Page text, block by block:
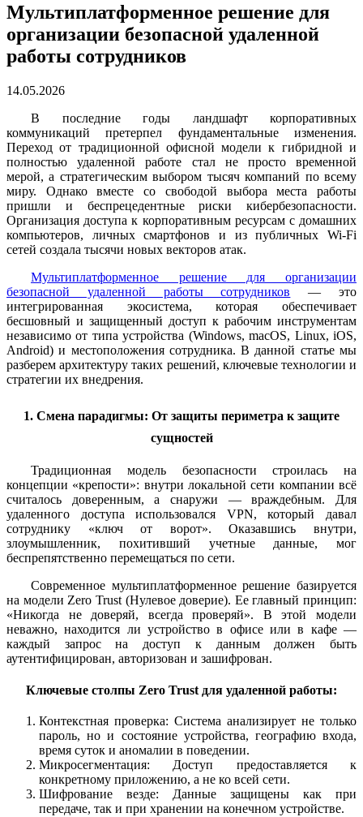
Мультиплатформенное решение для
организации безопасной удаленной
работы сотрудников
14.05.2026
В последние годы ландшафт корпоративных
коммуникаций претерпел фундаментальные изменения.
Переход от традиционной офисной модели к гибридной и
полностью удаленной работе стал не просто временной
мерой, а стратегическим выбором тысяч компаний по всему
миру. Однако вместе со свободой выбора места работы
пришли и беспрецедентные риски кибербезопасности.
Организация доступа к корпоративным ресурсам с домашних
компьютеров, личных смартфонов и из публичных Wi-Fi
сетей создала тысячи новых векторов атак.
Мультиплатформенное решение для организации
безопасной удаленной работы сотрудников — это
интегрированная экосистема, которая обеспечивает
бесшовный и защищенный доступ к рабочим инструментам
независимо от типа устройства (Windows, macOS, Linux, iOS,
Android) и местоположения сотрудника. В данной статье мы
разберем архитектуру таких решений, ключевые технологии и
стратегии их внедрения.
1. Смена парадигмы: От защиты периметра к защите
сущностей
Традиционная модель безопасности строилась на
концепции «крепости»: внутри локальной сети компании всё
считалось доверенным, а снаружи — враждебным. Для
удаленного доступа использовался VPN, который давал
сотруднику «ключ от ворот». Оказавшись внутри,
злоумышленник, похитивший учетные данные, мог
беспрепятственно перемещаться по сети.
Современное мультиплатформенное решение базируется
на модели Zero Trust (Нулевое доверие). Ее главный принцип:
«Никогда не доверяй, всегда проверяй». В этой модели
неважно, находится ли устройство в офисе или в кафе —
каждый запрос на доступ к данным должен быть
аутентифицирован, авторизован и зашифрован.
Ключевые столпы Zero Trust для удаленной работы:
Контекстная проверка: Система анализирует не только
пароль, но и состояние устройства, географию входа,
время суток и аномалии в поведении.
Микросегментация: Доступ предоставляется к
конкретному приложению, а не ко всей сети.
Шифрование везде: Данные защищены как при
передаче, так и при хранении на конечном устройстве.